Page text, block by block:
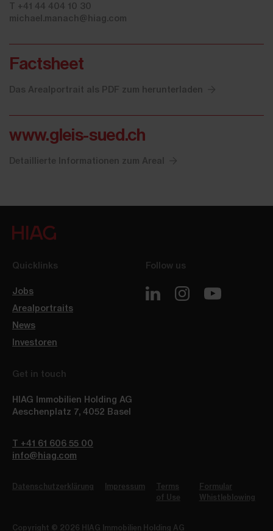
T +41 44 404 10 30
michael.manach@hiag.com
Factsheet
Das Arealportrait als PDF zum herunterladen
www.gleis-sued.ch
Detaillierte Informationen zum Areal
Quicklinks
Jobs
Arealportraits
News
Investoren
Follow us
Get in touch
HIAG Immobilien Holding AG
Aeschenplatz 7, 4052 Basel
T +41 61 606 55 00
info@hiag.com
Datenschutzerklärung Impressum
Terms
of Use
Formular
Whistleblowing
Copyright © 2026 HIAG Immobilien Holding AG